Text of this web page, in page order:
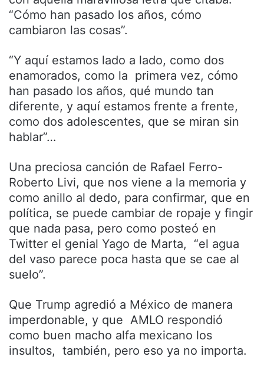
“Cómo han pasado los años, cómo
cambiaron las cosas”.
“Y aquí estamos lado a lado, como dos
enamorados, como la primera vez, cómo
han pasado los años, qué mundo tan
diferente, y aquí estamos frente a frente,
como dos adolescentes, que se miran sin
hablar”…
Una preciosa canción de Rafael Ferro-
Roberto Livi, que nos viene a la memoria y
como anillo al dedo, para confirmar, que en
política, se puede cambiar de ropaje y fingir
que nada pasa, pero como posteó en
Twitter el genial Yago de Marta, “el agua
del vaso parece poca hasta que se cae al
suelo”.
Que Trump agredió a México de manera
imperdonable, y que AMLO respondió
como buen macho alfa mexicano los
insultos, también, pero eso ya no importa.